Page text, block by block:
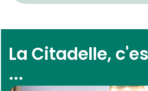
La Citadelle,
...